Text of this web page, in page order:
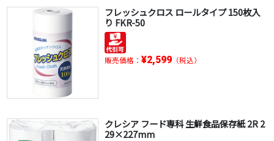
フレッシュクロス ロールタイプ 150枚入
り FKR-50
販売価格： ¥2,599（税込）
クレシア フード専科 生鮮食品保存紙 2R 2
29×227mm